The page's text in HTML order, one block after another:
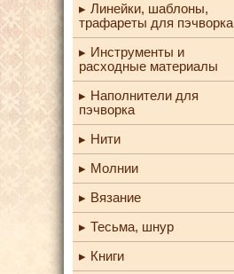
Линейки, шаблоны,
трафареты для пэчворка
Инструменты и
расходные материалы
Наполнители для
пэчворка
Нити
Молнии
Вязание
Тесьма, шнур
Книги